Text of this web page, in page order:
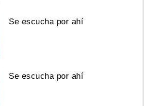
Se escucha por ahí
Se escucha por ahí